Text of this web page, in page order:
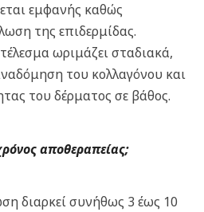
εμφανής καθώς
της επιδερμίδας.
ωριμάζει σταδιακά,
του κολλαγόνου και
του δέρματος σε βάθος.
αποθεραπείας;
διαρκεί συνήθως 3 έως 10